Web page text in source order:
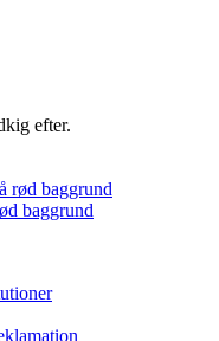
efter.
baggrund